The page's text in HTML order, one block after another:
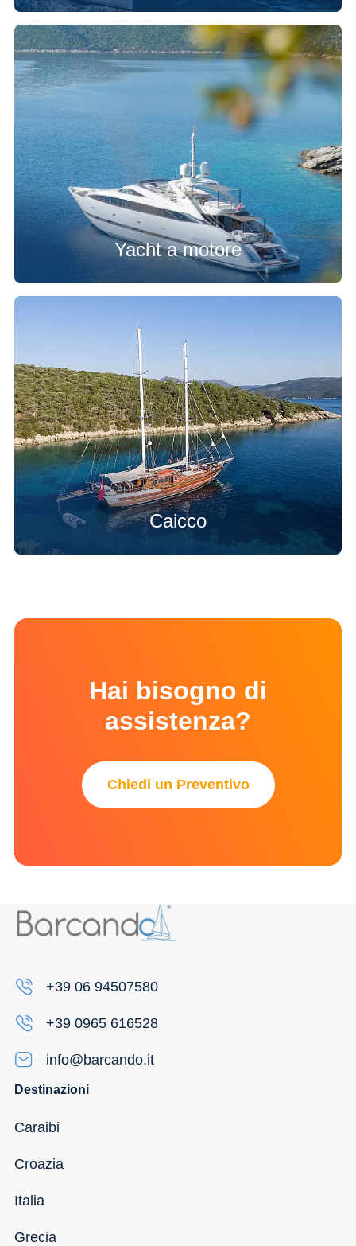
Yacht a motore
Caicco
Hai bisogno di
assistenza?
Chiedi un Preventivo
+39 06 94507580
+39 0965 616528
info@barcando.it
Destinazioni
Caraibi
Croazia
Italia
Grecia